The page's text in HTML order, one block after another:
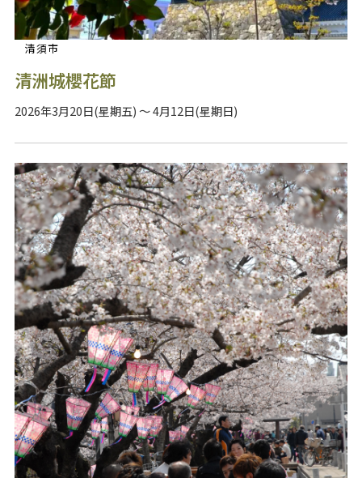
清須市
清洲城櫻花節
2026年3月20日(星期五) ～ 4月12日(星期日)